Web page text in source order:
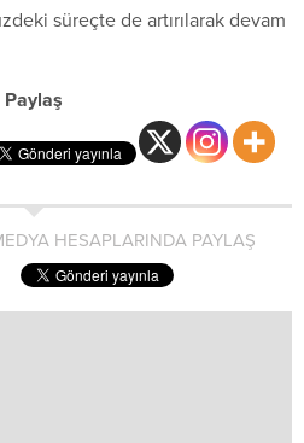
süreçte de artırılarak devam
Paylaş
HESAPLARINDA PAYLAŞ